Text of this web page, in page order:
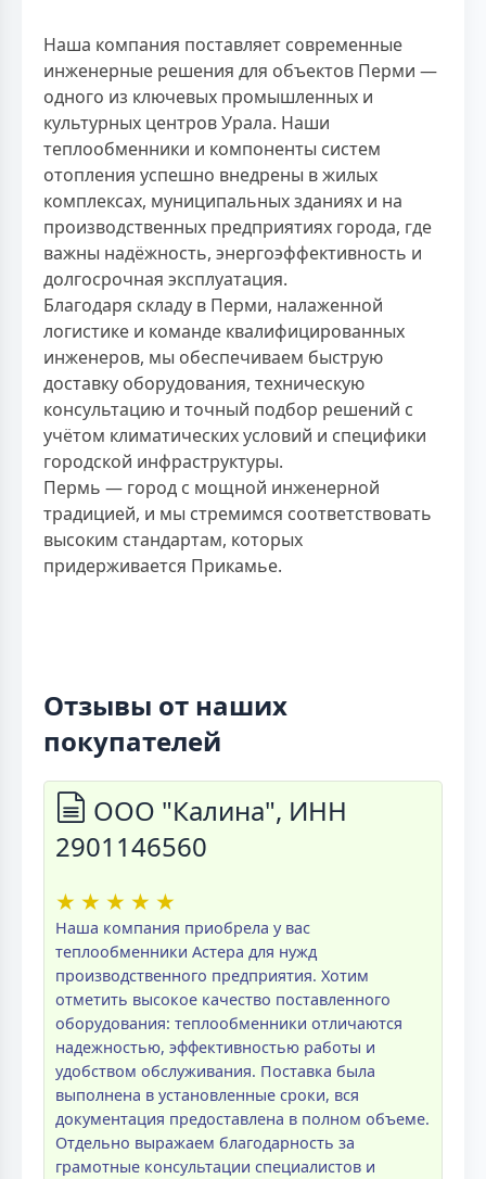
Наша компания поставляет современные
инженерные решения для объектов Перми —
одного из ключевых промышленных и
культурных центров Урала. Наши
теплообменники и компоненты систем
отопления успешно внедрены в жилых
комплексах, муниципальных зданиях и на
производственных предприятиях города, где
важны надёжность, энергоэффективность и
долгосрочная эксплуатация.
Благодаря складу в Перми, налаженной
логистике и команде квалифицированных
инженеров, мы обеспечиваем быструю
доставку оборудования, техническую
консультацию и точный подбор решений с
учётом климатических условий и специфики
городской инфраструктуры.
Пермь — город с мощной инженерной
традицией, и мы стремимся соответствовать
высоким стандартам, которых
придерживается Прикамье.
Отзывы от наших
покупателей
ООО "Калина", ИНН
2901146560
★ ★ ★ ★ ★
Наша компания приобрела у вас
теплообменники Астера для нужд
производственного предприятия. Хотим
отметить высокое качество поставленного
оборудования: теплообменники отличаются
надежностью, эффективностью работы и
удобством обслуживания. Поставка была
выполнена в установленные сроки, вся
документация предоставлена в полном объеме.
Отдельно выражаем благодарность за
грамотные консультации специалистов и